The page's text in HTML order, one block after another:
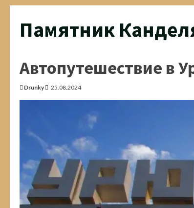
Памятник
Автопутешествие в
Drunky 25.08.2024